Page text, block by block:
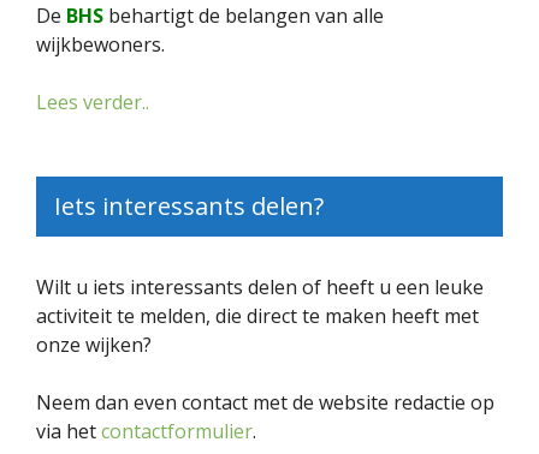
De BHS behartigt de belangen van alle
wijkbewoners.
Lees verder..
Iets interessants delen?
Wilt u iets interessants delen of heeft u een leuke
activiteit te melden, die direct te maken heeft met
onze wijken?
Neem dan even contact met de website redactie op
via hetcontactformulier.